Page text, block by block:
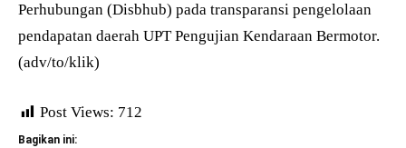
Perhubungan (Disbhub) pada transparansi pengelolaan
pendapatan daerah UPT Pengujian Kendaraan Bermotor.
(adv/to/klik)
Post Views: 712
Bagikan ini: